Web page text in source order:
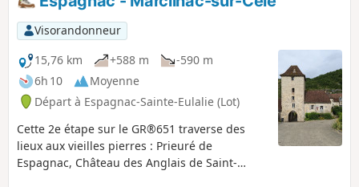
Visorandonneur
15,76 km
+588 m
-590 m
6h 10
Moyenne
Départ à Espagnac-Sainte-Eulalie (Lot)
Cette 2e étape sur le GR®651 traverse des
lieux aux vieilles pierres : Prieuré de
Espagnac, Château des Anglais de Saint-